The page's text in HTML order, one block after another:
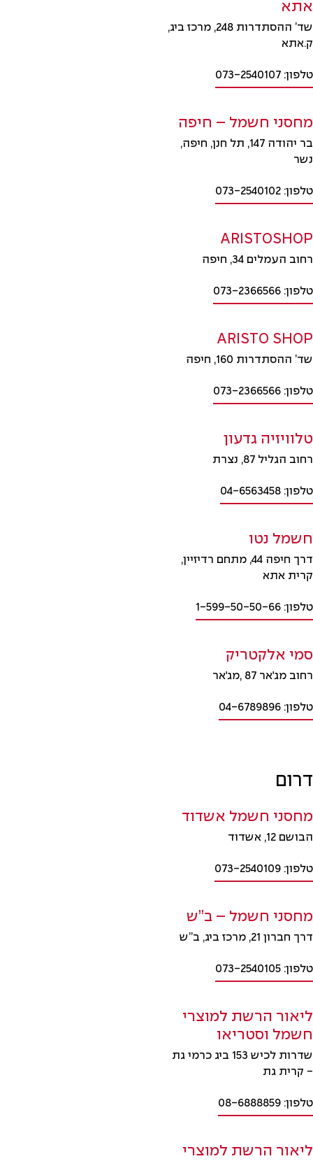
אתא
שד’ ההסתדרות 248, מרכז ביג,
ק.אתא
טלפון: 073-2540107
מחסני חשמל – חיפה
בר יהודה 147, תל חנן, חיפה,
נשר
טלפון: 073-2540102
ARISTOSHOP
רחוב העמלים 34, חיפה
טלפון: 073-2366566
ARISTO SHOP
שד’ ההסתדרות 160, חיפה
טלפון: 073-2366566
טלוויזיה גדעון
רחוב הגליל 87, נצרת
טלפון: 04-6563458
חשמל נטו
דרך חיפה 44, מתחם רדיזיין,
קרית אתא
טלפון: 1-599-50-50-66
סמי אלקטריק
רחוב מג׳אר 87 ,מג׳אר
טלפון: 04-6789896
דרום
מחסני חשמל אשדוד
הבושם 12, אשדוד
טלפון: 073-2540109
מחסני חשמל – ב”ש
דרך חברון 21, מרכז ביג, ב”ש
טלפון: 073-2540105
ליאור הרשת למוצרי
חשמל וסטריאו
שדרות לכיש 153 ביג כרמי גת
- קרית גת
טלפון: 08-6888859
ליאור הרשת למוצרי